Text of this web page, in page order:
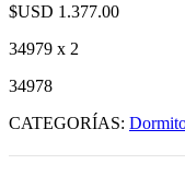
$USD 1.377.00
34979 x 2
34978
CATEGORÍAS: